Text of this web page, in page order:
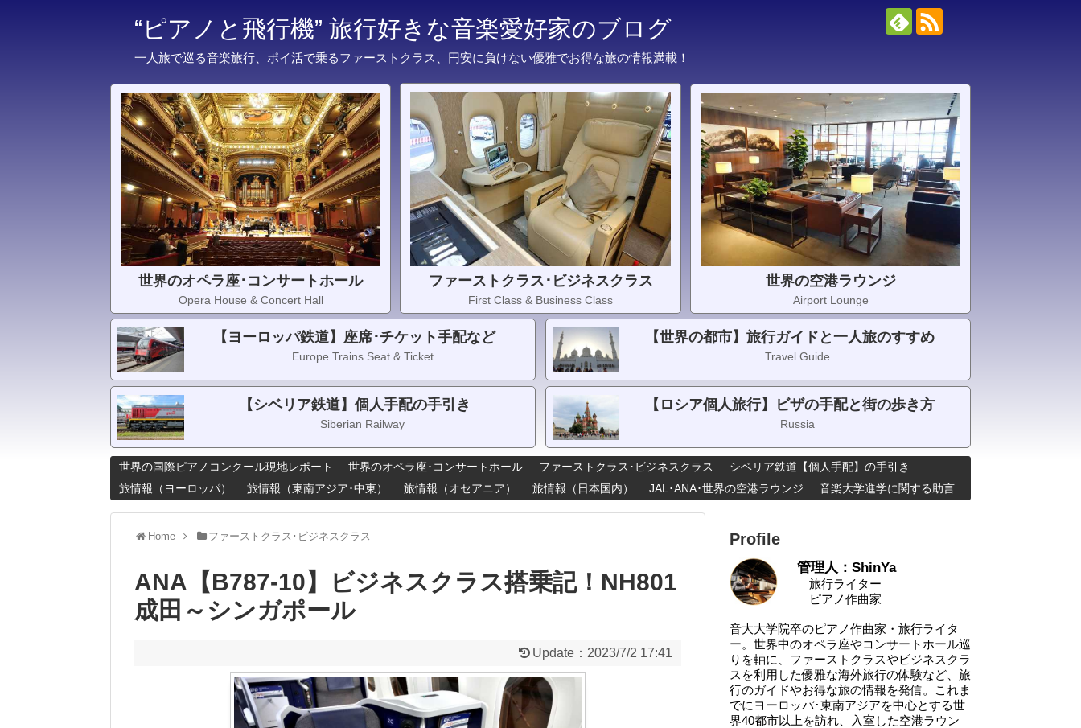
“ピアノと飛行機” 旅行好きな音楽愛好家のブログ
一人旅で巡る音楽旅行、ポイ活で乗るファーストクラス、円安に負けない優雅でお得な旅の情報満載！
世界のオペラ座･コンサートホール
Opera House & Concert Hall
ファーストクラス･ビジネスクラス
First Class & Business Class
世界の空港ラウンジ
Airport Lounge
【ヨーロッパ鉄道】座席･チケット手配など
Europe Trains Seat & Ticket
【シベリア鉄道】個人手配の手引き
Siberian Railway
【世界の都市】旅行ガイドと一人旅のすすめ
Travel Guide
【ロシア個人旅行】ビザの手配と街の歩き方
Russia
世界の国際ピアノコンクール現地レポート 世界のオペラ座･コンサートホール ファーストクラス･ビジネスクラス
シベリア鉄道【個人手配】の手引き
旅情報（ヨーロッパ）
旅情報（東南アジア･中東） 旅情報（オセアニア） 旅情報（日本国内） JAL･ANA･世界の空港ラウンジ 音楽大学進学に関する助言
Home ファーストクラス･ビジネスクラス
ANA【B787-10】ビジネスクラス搭乗記！NH801
成田～シンガポール
Update： 2023/7/2 17:41
Profile
管理人：ShinYa
旅行ライター
ピアノ作曲家
音大大学院卒のピアノ作曲家・旅行ライタ
ー。世界中のオペラ座やコンサートホール巡
りを軸に、ファーストクラスやビジネスクラ
スを利用した優雅な海外旅行の体験など、旅
行のガイドやお得な旅の情報を発信。これま
でにヨーロッパ･東南アジアを中心とする世
界40都市以上を訪れ、入室した空港ラウン